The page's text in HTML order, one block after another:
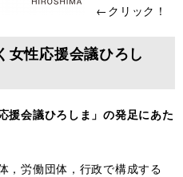
←クリック！
女性応援会議ひろし
援会議ひろしま」の発足にあた
，労働団体，行政で構成する